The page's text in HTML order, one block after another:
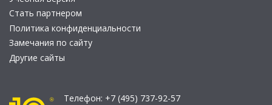
Стать партнером
Политика конфиденциальности
Замечания по сайту
Другие сайты
Телефон: +7 (495) 737-92-57